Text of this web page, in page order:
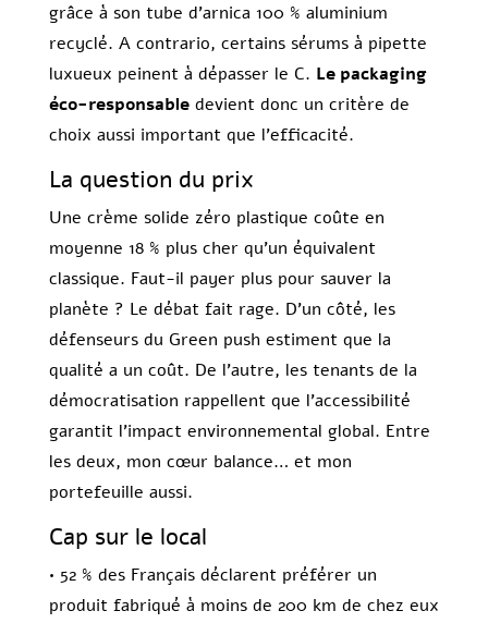
grâce à son tube d’arnica 100 % aluminium
recyclé. A contrario, certains sérums à pipette
luxueux peinent à dépasser le C. Le packaging
éco-responsabledevient donc un critère de
choix aussi important que l’efficacité.
La question du prix
Une crème solide zéro plastique coûte en
moyenne 18 % plus cher qu’un équivalent
classique. Faut-il payer plus pour sauver la
planète ? Le débat fait rage. D’un côté, les
défenseurs du Green push estiment que la
qualité a un coût. De l’autre, les tenants de la
démocratisation rappellent que l’accessibilité
garantit l’impact environnemental global. Entre
les deux, mon cœur balance… et mon
portefeuille aussi.
Cap sur le local
• 52 % des Français déclarent préférer un
produit fabriqué à moins de 200 km de chez eux